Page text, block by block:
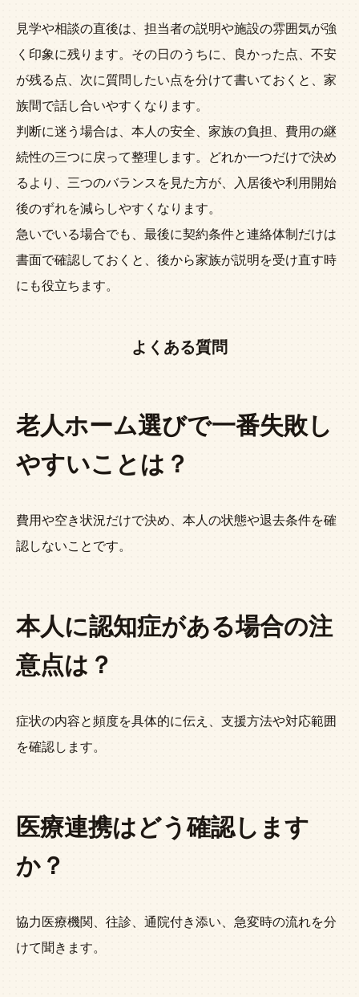
見学や相談の直後は、担当者の説明や施設の雰囲気が強
く印象に残ります。その日のうちに、良かった点、不安
が残る点、次に質問したい点を分けて書いておくと、家
族間で話し合いやすくなります。
判断に迷う場合は、本人の安全、家族の負担、費用の継
続性の三つに戻って整理します。どれか一つだけで決め
るより、三つのバランスを見た方が、入居後や利用開始
後のずれを減らしやすくなります。
急いでいる場合でも、最後に契約条件と連絡体制だけは
書面で確認しておくと、後から家族が説明を受け直す時
にも役立ちます。
よくある質問
老人ホーム選びで一番失敗し
やすいことは？
費用や空き状況だけで決め、本人の状態や退去条件を確
認しないことです。
本人に認知症がある場合の注
意点は？
症状の内容と頻度を具体的に伝え、支援方法や対応範囲
を確認します。
医療連携はどう確認します
か？
協力医療機関、往診、通院付き添い、急変時の流れを分
けて聞きます。